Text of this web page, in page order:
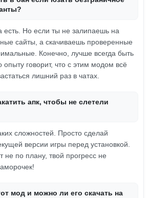
есть. Но если ты не залипаешь на
сайты, а скачиваешь проверенные
Конечно, лучше всегда быть
опыту говорит, что с этим модом всё
лишний раз в чатах.
апк, чтобы не слетели
сложностей. Просто сделай
версии игры перед установкой.
не по плану, твой прогресс не
мод и можно ли его скачать на